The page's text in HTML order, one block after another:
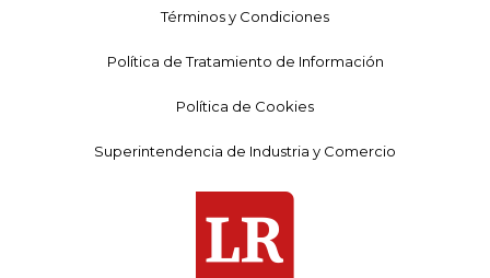
Términos y Condiciones
Política de Tratamiento de Información
Política de Cookies
Superintendencia de Industria y Comercio